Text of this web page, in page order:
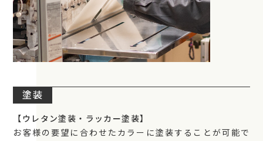
塗装
【ウレタン塗装・ラッカー塗装】
お客様の要望に合わせたカラーに塗装することが可能で